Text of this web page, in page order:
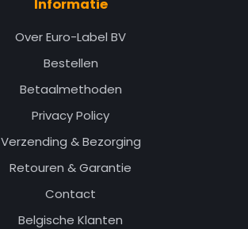
Informatie
Over Euro-Label BV
Bestellen
Betaalmethoden
Privacy Policy
Verzending & Bezorging
Retouren & Garantie
Contact
Belgische Klanten